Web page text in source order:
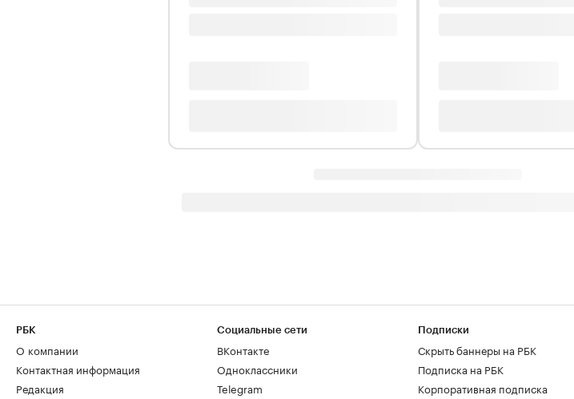
РБК
О компании
Контактная информация
Редакция
Социальные сети
ВКонтакте
Одноклассники
Telegram
Подписки
Скрыть баннеры на РБК
Подписка на РБК
Корпоративная подписка